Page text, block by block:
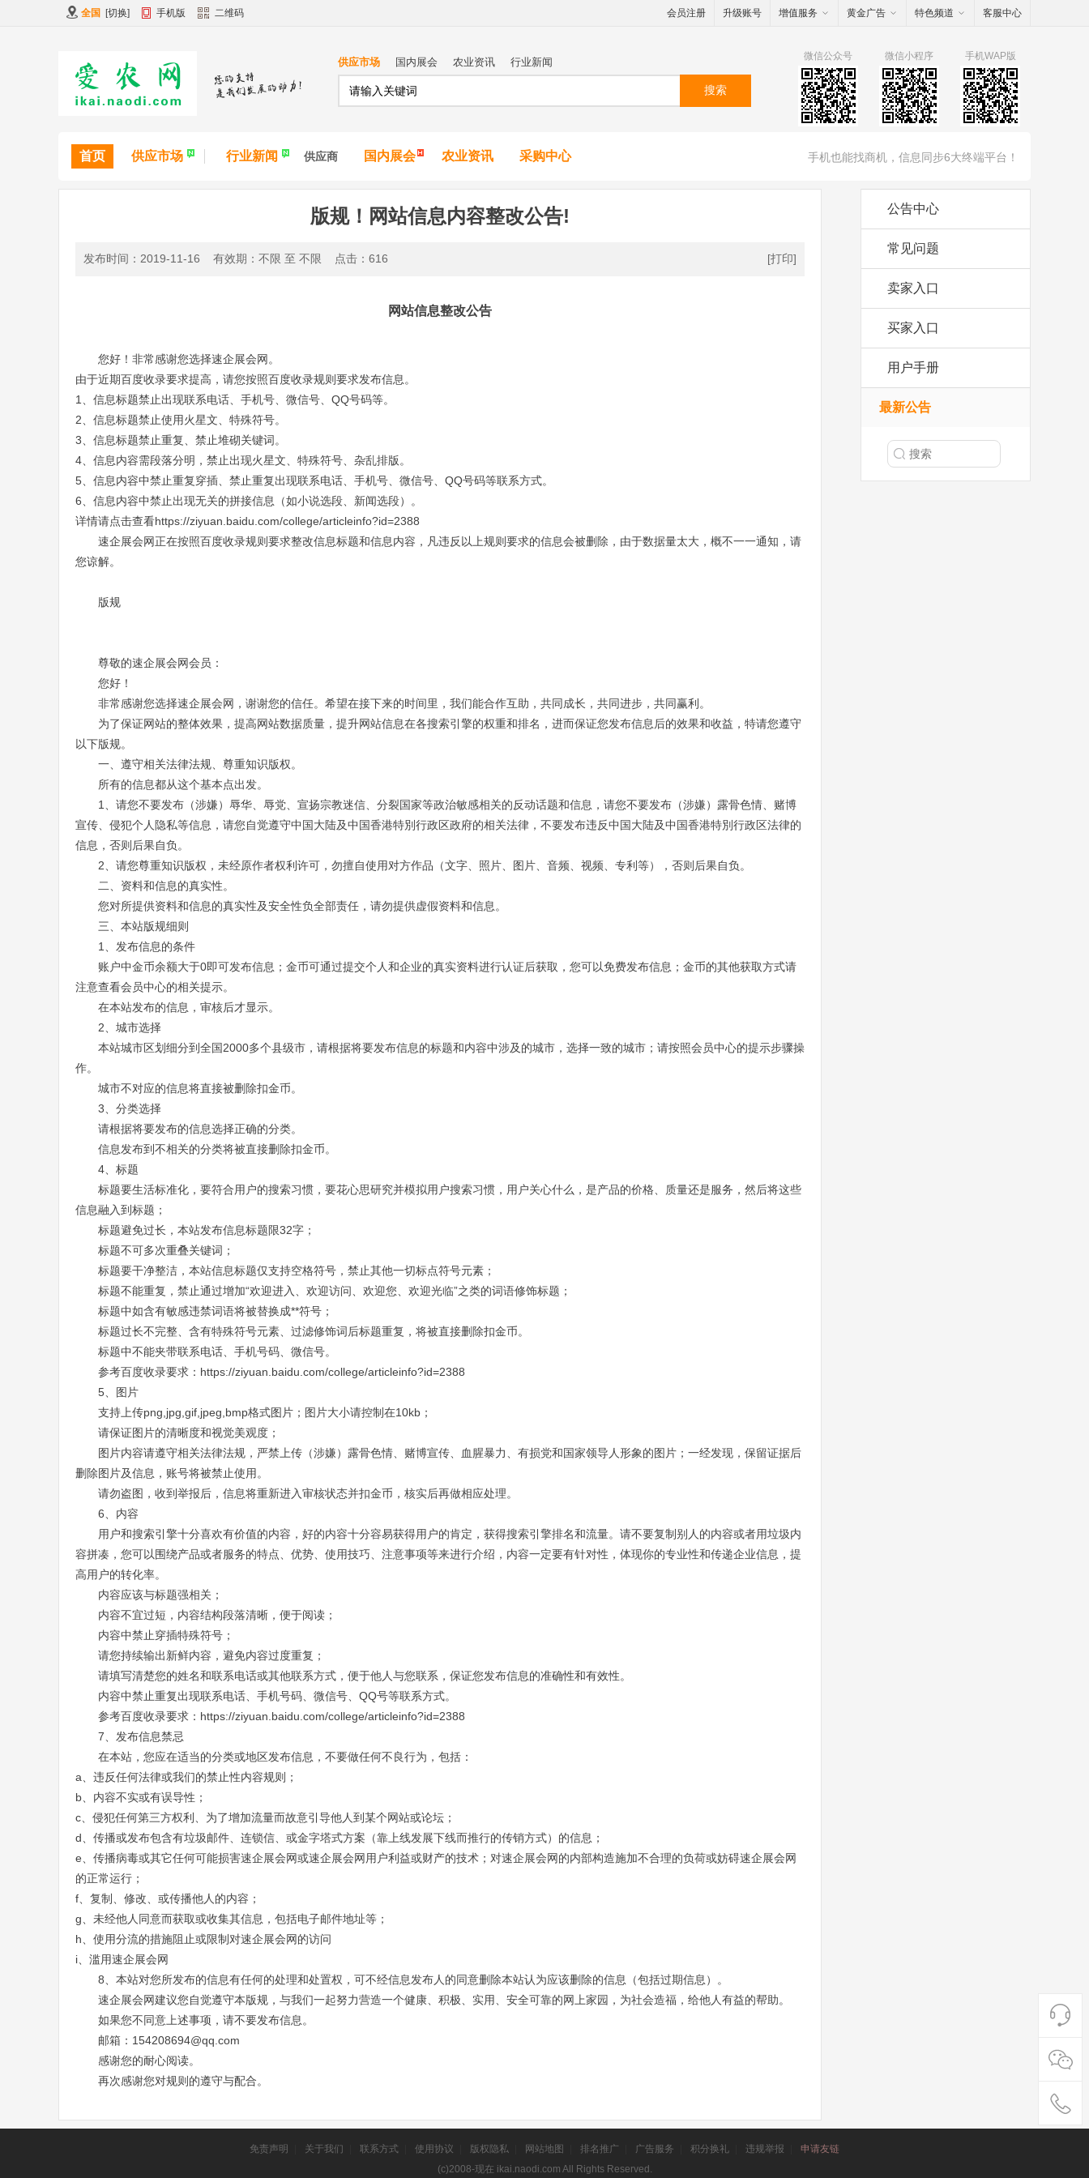
全国 [切换] 手机版 二维码 会员注册 升级账号 增值服务 黄金广告 特色频道 客服中心
供应市场 国内展会 农业资讯 行业新闻
搜索
手机WAP版
手机也能找商机，信息同步6大终端平台！
微信小程序
微信公众号
首页 供应市场 行业新闻 供应商 国内展会 农业资讯 采购中心
版规！网站信息内容整改公告!
[打印]
发布时间：2019-11-16 有效期：不限 至 不限 点击： 616
网站信息整改公告
您好！非常感谢您选择速企展会网。
由于近期百度收录要求提高，请您按照百度收录规则要求发布信息。
1、信息标题禁止出现联系电话、手机号、微信号、QQ号码等。
2、信息标题禁止使用火星文、特殊符号。
3、信息标题禁止重复、禁止堆砌关键词。
4、信息内容需段落分明，禁止出现火星文、特殊符号、杂乱排版。
5、信息内容中禁止重复穿插、禁止重复出现联系电话、手机号、微信号、QQ号码等联系方式。
6、信息内容中禁止出现无关的拼接信息（如小说选段、新闻选段）。
详情请点击查看https://ziyuan.baidu.com/college/articleinfo?id=2388
速企展会网正在按照百度收录规则要求整改信息标题和信息内容，凡违反以上规则要求的信息会被删除，由于数据量太大，概不一一通知，请
您谅解。
版规
尊敬的速企展会网会员：
您好！
非常感谢您选择速企展会网，谢谢您的信任。希望在接下来的时间里，我们能合作互助，共同成长，共同进步，共同赢利。
为了保证网站的整体效果，提高网站数据质量，提升网站信息在各搜索引擎的权重和排名，进而保证您发布信息后的效果和收益，特请您遵守
以下版规。
一、遵守相关法律法规、尊重知识版权。
所有的信息都从这个基本点出发。
1、请您不要发布（涉嫌）辱华、辱党、宣扬宗教迷信、分裂国家等政治敏感相关的反动话题和信息，请您不要发布 （涉嫌）露骨色情、赌博
宣传、侵犯个人隐私等信息， 请您自觉遵守中国大陆及中国香港特別行政区政府的相关法律，不要发布违反中国大陆及中国香港特別行政区法律的
信息，否则后果自负。
2、请您尊重知识版权，未经原作者权利许可，勿擅自使用对方作品（文字、照片、图片、音频、视频、专利等），否则后果自负。
二、资料和信息的真实性。
您对所提供资料和信息的真实性及安全性负全部责任，请勿提供虚假资料和信息。
三、本站版规细则
1、发布信息的条件
账户中金币余额大于0即可发布信息；金币可通过提交个人和企业的真实资料进行认证后获取，您可以免费发布信息；金币的其他获取方式请
注意查看会员中心的相关提示。
在本站发布的信息，审核后才显示。
2、城市选择
本站城市区划细分到全国2000多个县级市，请根据将要发布信息的标题和内容中涉及的城市，选择一致的城市；请按照会员中心的提示步骤操
作。
城市不对应的信息将直接被删除扣金币。
3、分类选择
请根据将要发布的信息选择正确的分类。
信息发布到不相关的分类将被直接删除扣金币。
4、标题
标题要生活标准化，要符合用户的搜索习惯，要花心思研究并模拟用户搜索习惯，用户关心什么，是产品的价格、质量还是服务，然后将这些
信息融入到标题；
标题避免过长，本站发布信息标题限32字；
标题不可多次重叠关键词；
标题要干净整洁，本站信息标题仅支持空格符号，禁止其他一切标点符号元素；
标题不能重复，禁止通过增加“欢迎进入、欢迎访问、欢迎您、欢迎光临”之类的词语修饰标题；
标题中如含有敏感违禁词语将被替换成**符号；
标题过长不完整、含有特殊符号元素、过滤修饰词后标题重复，将被直接删除扣金币。
标题中不能夹带联系电话、手机号码、微信号。
参考百度收录要求： https://ziyuan.baidu.com/college/articleinfo?id=2388
5、图片
支持上传png,jpg,gif,jpeg,bmp格式图片；图片大小请控制在10kb；
请保证图片的清晰度和视觉美观度；
图片内容请遵守相关法律法规，严禁上传（涉嫌）露骨色情、赌博宣传、血腥暴力、有损党和国家领导人形象的图片；一经发现，保留证据后
删除图片及信息，账号将被禁止使用。
请勿盗图，收到举报后，信息将重新进入审核状态并扣金币，核实后再做相应处理。
6、内容
用户和搜索引擎十分喜欢有价值的内容，好的内容十分容易获得用户的肯定，获得搜索引擎排名和流量。请不要复制别人的内容或者用垃圾内
容拼凑，您可以围绕产品或者服务的特点、优势、使用技巧、注意事项等来进行介绍，内容一定要有针对性，体现你的专业性和传递企业信息，提
高用户的转化率。
内容应该与标题强相关；
内容不宜过短，内容结构段落清晰，便于阅读；
内容中禁止穿插特殊符号；
请您持续输出新鲜内容，避免内容过度重复；
请填写清楚您的姓名和联系电话或其他联系方式，便于他人与您联系，保证您发布信息的准确性和有效性。
内容中禁止重复出现联系电话、手机号码、微信号、QQ号等联系方式。
参考百度收录要求： https://ziyuan.baidu.com/college/articleinfo?id=2388
7、发布信息禁忌
在本站，您应在适当的分类或地区发布信息，不要做任何不良行为，包括：
a、违反任何法律或我们的禁止性内容规则；
b、内容不实或有误导性；
c、侵犯任何第三方权利、为了增加流量而故意引导他人到某个网站或论坛；
d、传播或发布包含有垃圾邮件、连锁信、或金字塔式方案（靠上线发展下线而推行的传销方式）的信息；
e、传播病毒或其它任何可能损害速企展会网或速企展会网用户利益或财产的技术；对速企展会网的内部构造施加不合理的负荷或妨碍速企展会网
的正常运行；
f、复制、修改、或传播他人的内容；
g、未经他人同意而获取或收集其信息，包括电子邮件地址等；
h、使用分流的措施阻止或限制对速企展会网的访问
i、滥用速企展会网
8、本站对您所发布的信息有任何的处理和处置权，可不经信息发布人的同意删除本站认为应该删除的信息（包括过期信息）。
速企展会网建议您自觉遵守本版规，与我们一起努力营造一个健康、积极、实用、安全可靠的网上家园，为社会造福，给他人有益的帮助。
如果您不同意上述事项，请不要发布信息。
邮箱：154208694@qq.com
感谢您的耐心阅读。
再次感谢您对规则的遵守与配合。
公告中心
常见问题
卖家入口
买家入口
用户手册
最新公告
免责声明 关于我们 联系方式 使用协议 版权隐私 网站地图 排名推广 广告服务 积分换礼 违规举报
申请友链
(c)2008-现在 ikai.naodi.com All Rights Reserved.